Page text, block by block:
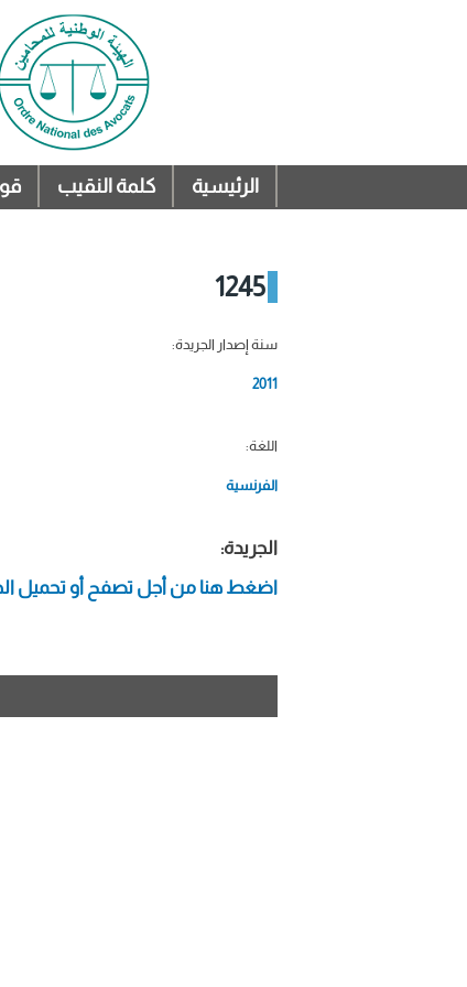
القائمة الرئيسية
الرئيسية كلمة النقيب
1245
سنة إصدار الجريدة:
2011
اللغة:
الفرنسية
الجريدة:
اضغط هنا من أجل تصفح أو تحميل